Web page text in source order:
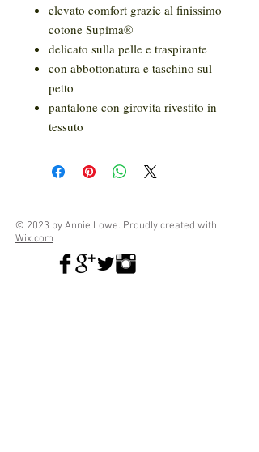
elevato comfort grazie al finissimo
cotone Supima®
delicato sulla pelle e traspirante
con abbottonatura e taschino sul
petto
pantalone con girovita rivestito in
tessuto
© 2023 by Annie Lowe. Proudly created with
Wix.com